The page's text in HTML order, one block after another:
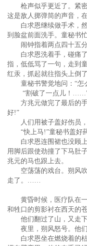
枪声似乎更近了。紧密
这是敌人掷弹筒的声音，
白求恩继续做手术，然
到脸盆前面洗手。童秘书
闹钟指着两点四十五分
白求恩洗着手，碰痛了
指，低低骂了一句，走到
红汞，抓起就往指头上倒了
童秘书警觉地问：“怎
“割破了一点儿！……”
方兆元做完了最后的手
好!”
人们用被子盖好伤员，
“快上马!”童秘书盖好药
白求恩连围裙也没顾上
用脚后跟使劲撞了下马肚
兆元的马也跟上去。
空荡荡的戏台。朔风吹
走了。……
黄昏时候，医疗队在一
和牲口的剪影衬在西天的
他们翻过了山，又走
夜里，朔风怒号。他们
白求恩坐在燃烧着的枯